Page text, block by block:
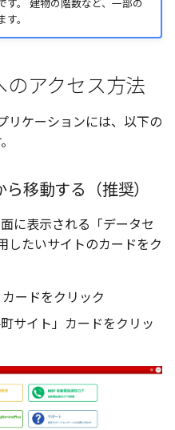
。
アクセス方法
リケーションには、以下の
移動する（推奨）
に表示される「データセ
したいサイトのカードをク
ードをクリック
サイト」カードをクリッ